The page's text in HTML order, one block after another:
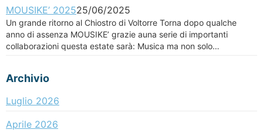
MOUSIKE’ 202525/06/2025
Un grande ritorno al Chiostro di Voltorre Torna dopo qualche
anno di assenza MOUSIKE’ grazie auna serie di importanti
collaborazioni questa estate sarà: Musica ma non solo…
Archivio
Luglio 2026
Aprile 2026